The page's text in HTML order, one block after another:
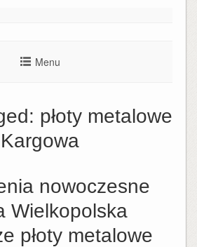
Menu
płoty metalowe
Kargowa
nowoczesne
Wielkopolska
płoty metalowe